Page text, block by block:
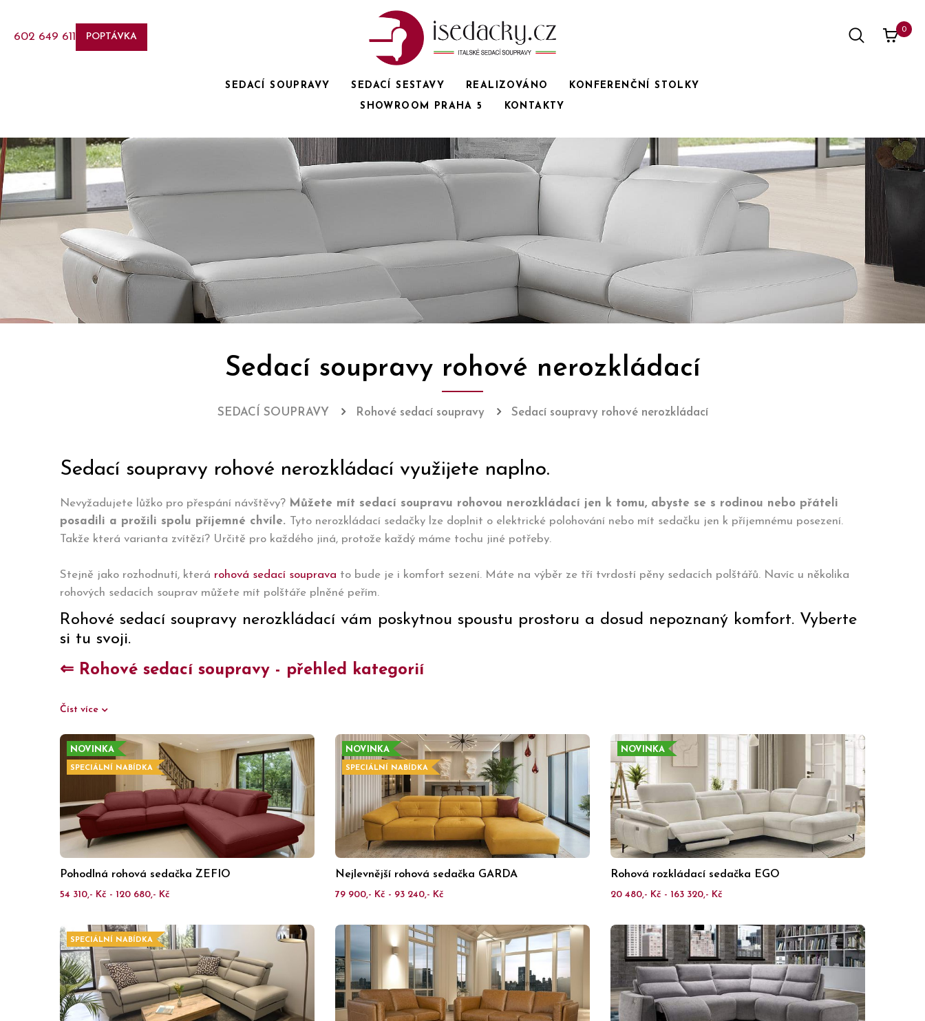
602 649 611 POPTÁVKA
SEDACÍ SOUPRAVY SEDACÍ SESTAVY REALIZOVÁNO
KONFERENČNÍ STOLKY
SHOWROOM PRAHA 5
KONTAKTY
0
Sedací soupravy rohové nerozkládací
SEDACÍ SOUPRAVY Rohové sedací soupravy Sedací soupravy rohové nerozkládací
Sedací soupravy rohové nerozkládací využijete naplno.
Nevyžadujete lůžko pro přespání návštěvy? Můžete mít sedací soupravu rohovou nerozkládací jen k tomu, abyste se s rodinou nebo přáteli
posadili a prožili spolu příjemné chvíle. Tyto nerozkládací sedačky lze doplnit o elektrické polohování nebo mít sedačku jen k příjemnému posezení.
Takže která varianta zvítězí? Určitě pro každého jiná, protože každý máme tochu jiné potřeby.
Stejně jako rozhodnutí, která rohová sedací souprava to bude je i komfort sezení. Máte na výběr ze tří tvrdostí pěny sedacích polštářů. Navíc u několika
rohových sedacích souprav můžete mít polštáře plněné peřím.
Rohové sedací soupravy nerozkládací vám poskytnou spoustu prostoru a dosud nepoznaný komfort. Vyberte
si tu svoji.
⇐ Rohové sedací soupravy - přehled kategorií
Číst více
NOVINKA
SPECIÁLNÍ NABÍDKA
Pohodlná rohová sedačka ZEFIO
54 310,- Kč - 120 680,- Kč
NOVINKA
SPECIÁLNÍ NABÍDKA
Nejlevnější rohová sedačka GARDA
79 900,- Kč - 93 240,- Kč
NOVINKA
Rohová rozkládací sedačka EGO
20 480,- Kč - 163 320,- Kč
SPECIÁLNÍ NABÍDKA